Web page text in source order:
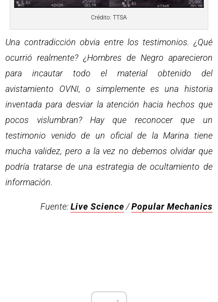
Crédito: TTSA
Una contradicción obvia entre los testimonios. ¿Qué
ocurrió realmente? ¿Hombres de Negro aparecieron
para incautar todo el material obtenido del
avistamiento OVNI, o simplemente es una historia
inventada para desviar la atención hacia hechos que
pocos vislumbran? Hay que reconocer que un
testimonio venido de un oficial de la Marina tiene
mucha validez, pero a la vez no debemos olvidar que
podría tratarse de una estrategia de ocultamiento de
información.
Fuente: Live Science /Popular Mechanics